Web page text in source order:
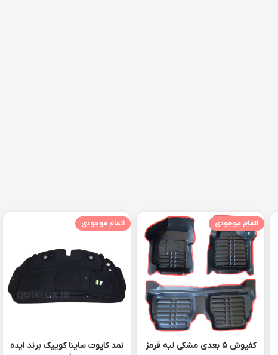
اتمام موجودی
کفپوش 5 بعدی مشکی لبه قرمز
اتمام موجودی
نمد کاپوت ساینا کوییک برند ایده